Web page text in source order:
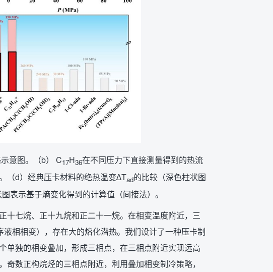
意图。（b） C17H36在不同压力下直接测量得到的热流
（d）经典压卡材料的绝热温变∆Tad的比较（深色柱状图
表示基于熵变化得到的计算值（间接法）。
十七烷、正十九烷和正二十一烷。在相变温度附近，三
相相变），存在大的熔化潜热。我们设计了一种压卡制
单独的相变叠加，形成三相点，在三相点附近实现远高
数正构烷烃的三相点附近，利用叠加相变制冷策略，